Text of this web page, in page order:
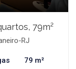
79m²
RJ
79 m²